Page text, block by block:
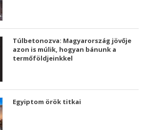
Túlbetonozva: Magyarország jövője
azon is múlik, hogyan bánunk a
termőföldjeinkkel
Egyiptom örök titkai